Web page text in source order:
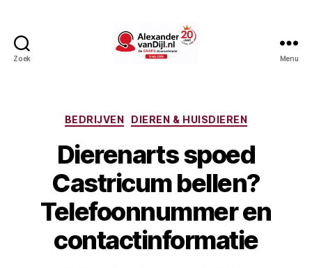
Zoek Menu
Categorieën
BEDRIJVEN DIEREN & HUISDIEREN
Dierenarts spoed
Castricum bellen?
Telefoonnummer en
contactinformatie